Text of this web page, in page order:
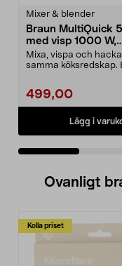
Mixer & blender
Braun MultiQuick
med visp 1000 W,
MQ50202M
Mixa, vispa och
samma köksredskap.
499,00
Lägg i
Ovanligt
Kolla priset